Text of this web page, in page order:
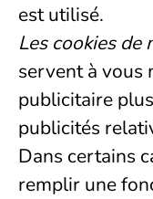
est utilisé.
Les cookies de
servent à vous
publicitaire
publicités
Dans certains
remplir une